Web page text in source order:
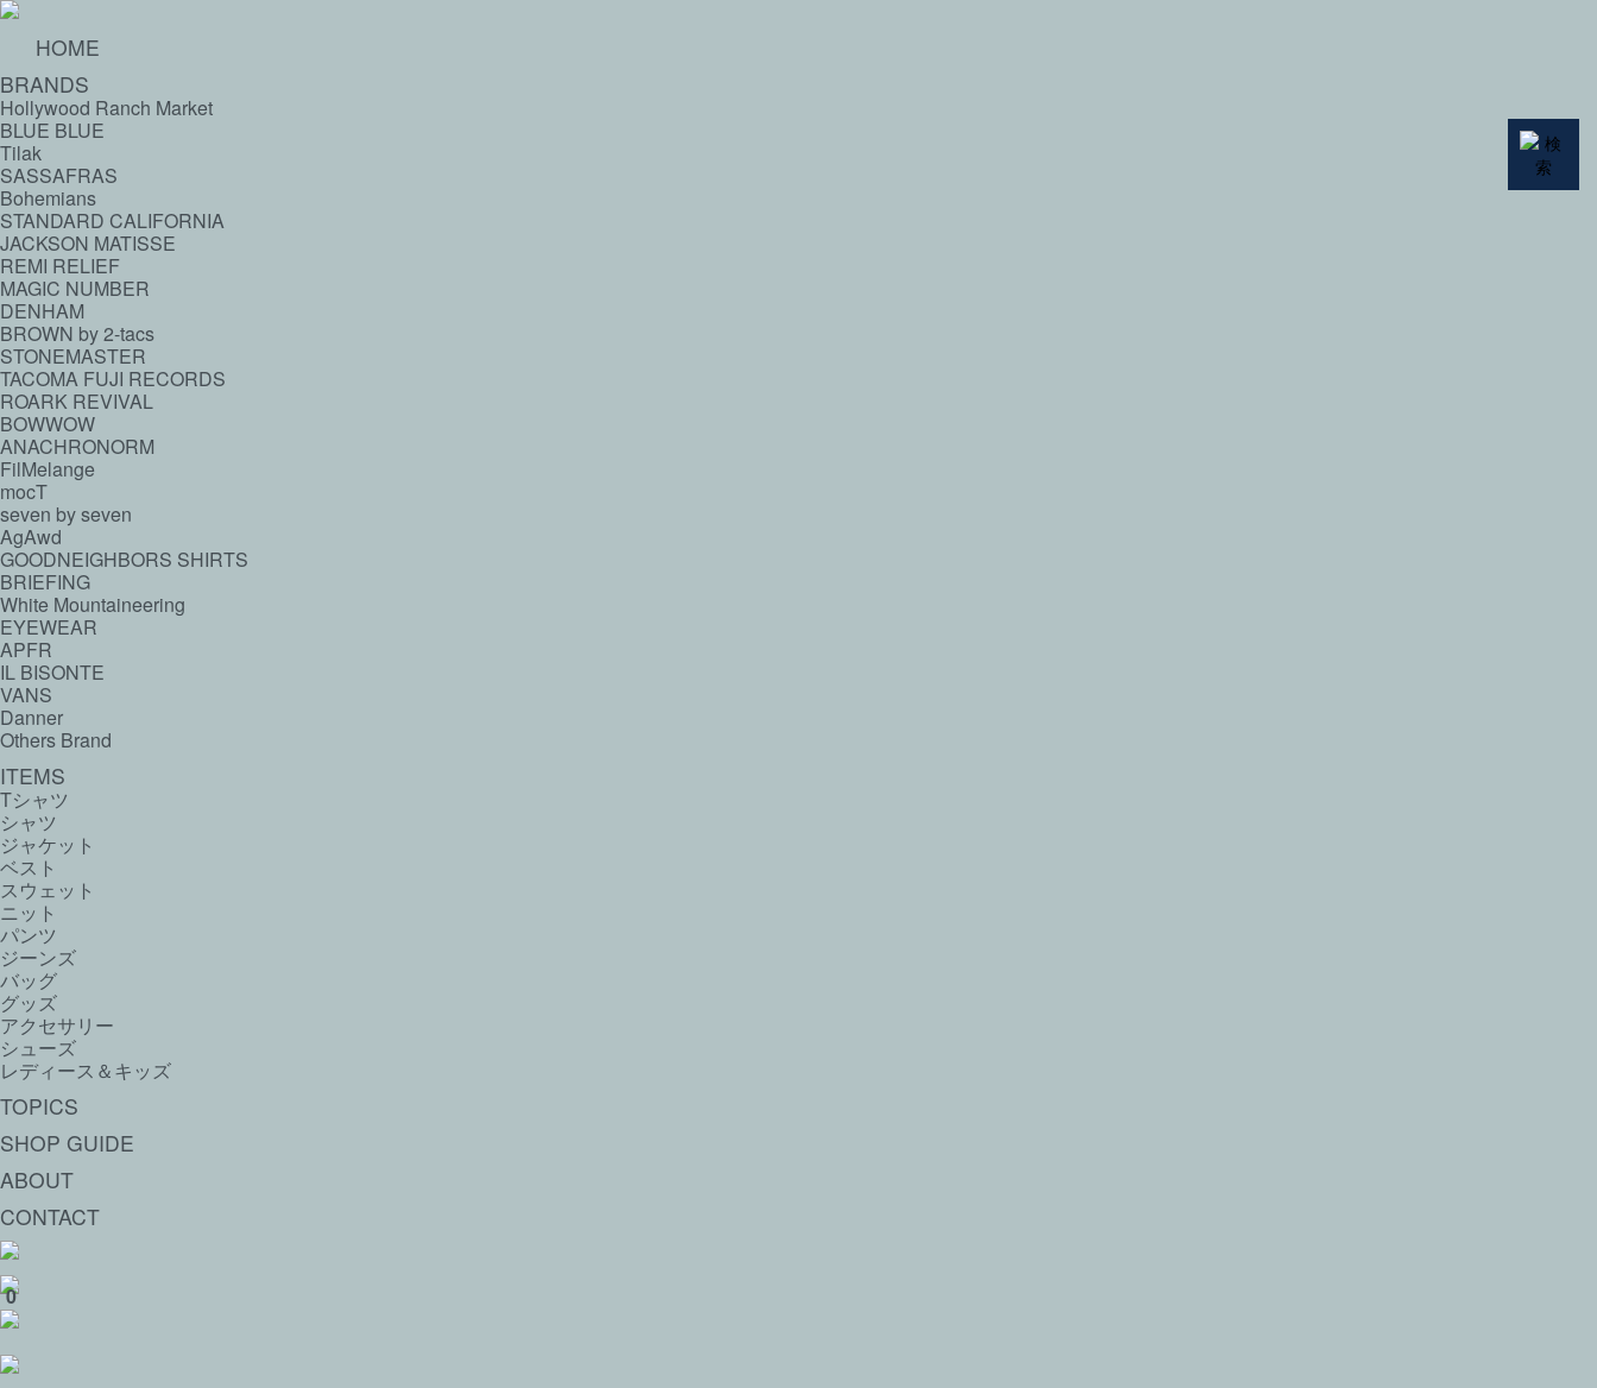
HOME
BRANDS
Hollywood Ranch Market
BLUE BLUE
Tilak
SASSAFRAS
Bohemians
STANDARD CALIFORNIA
JACKSON MATISSE
REMI RELIEF
MAGIC NUMBER
DENHAM
BROWN by 2-tacs
STONEMASTER
TACOMA FUJI RECORDS
ROARK REVIVAL
BOWWOW
ANACHRONORM
FilMelange
mocT
seven by seven
AgAwd
GOODNEIGHBORS SHIRTS
BRIEFING
White Mountaineering
EYEWEAR
APFR
IL BISONTE
VANS
Danner
Others Brand
ITEMS
Tシャツ
シャツ
ジャケット
ベスト
スウェット
ニット
パンツ
ジーンズ
バッグ
グッズ
アクセサリー
シューズ
レディース＆キッズ
TOPICS
SHOP GUIDE
ABOUT
CONTACT
0